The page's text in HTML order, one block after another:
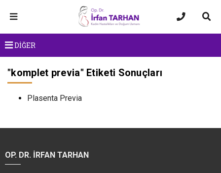
DİĞER
"komplet previa" Etiketi Sonuçları
Plasenta Previa
OP. DR. İRFAN TARHAN